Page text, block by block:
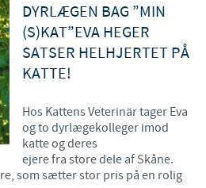
DYRLÆGEN BAG ”MIN
(S)KAT”EVA HEGER
SATSER HELHJERTET PÅ
KATTE!
Hos Kattens Veterinär tager Eva
og to dyrlægekolleger imod
katte og deres
ejere fra store dele af Skåne.
som sætter stor pris på en rolig